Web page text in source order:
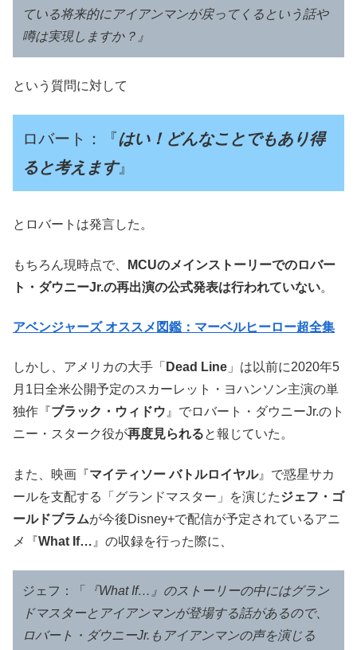
ている将来的にアイアンマンが戻ってくるという話や
噂は実現しますか？』
という質問に対して
ロバート：『はい！どんなことでもあり得
ると考えます』
とロバートは発言した。
もちろん現時点で、
MCUのメインストーリーでのロバー
ト・ダウニーJr.の再出演の公式発表は行われていない。
アベンジャーズ オススメ図鑑：マーベルヒーロー超全集
しかし、アメリカの大手「 Dead Line 」は以前に2020年5
月1日全米公開予定のスカーレット・ヨハンソン主演の単
独作『 ブラック・ウィドウ』でロバート・ダウニーJr.のト
ニー・スターク役が再度見られると報じていた。
また、映画『マイティソー バトルロイヤル』で惑星サカ
ールを支配する「グランドマスター」を演じたジェフ・ゴ
ールドブラムが今後Disney+で配信が予定されているアニ
メ『What If… 』の収録を行った際に、
ジェフ：「
『What If…』のストーリーの中にはグラン
ドマスターとアイアンマンが登場する話があるので、
ロバート・ダウニーJr.もアイアンマンの声を演じる